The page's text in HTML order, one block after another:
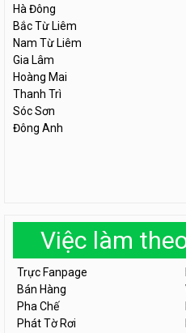
Hà Đông
Bắc Từ Liêm
Nam Từ Liêm
Gia Lâm
Hoàng Mai
Thanh Trì
Sóc Sơn
Đông Anh
Việc làm
Trực Fanpage
Bán Hàng
Pha Chế
Phát Tờ Rơi